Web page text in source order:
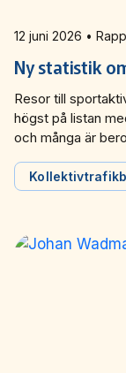
12 juni 2026 •
Ny statistik
Resor till
högst på listan
och många är
möjligheter för